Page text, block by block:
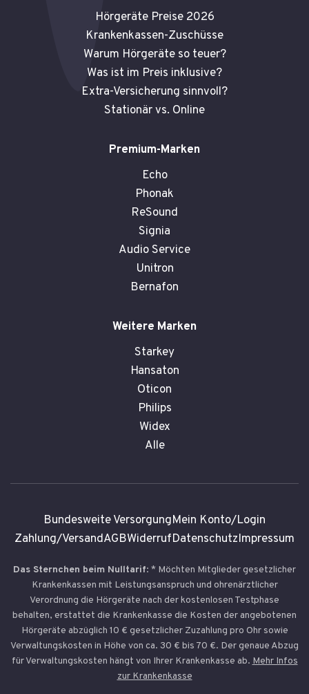
Hörgeräte Preise 2026
Krankenkassen-Zuschüsse
Warum Hörgeräte so teuer?
Was ist im Preis inklusive?
Extra-Versicherung sinnvoll?
Stationär vs. Online
Premium-Marken
Echo
Phonak
ReSound
Signia
Audio Service
Unitron
Bernafon
Weitere Marken
Starkey
Hansaton
Oticon
Philips
Widex
Alle
Bundesweite VersorgungMein Konto/Login
Zahlung/VersandAGBWiderrufDatenschutzImpressum
Das Sternchen beim Nulltarif: * Möchten Mitglieder gesetzlicher
Krankenkassen mit Leistungsanspruch und ohrenärztlicher
Verordnung die Hörgeräte nach der kostenlosen Testphase
behalten, erstattet die Krankenkasse die Kosten der angebotenen
Hörgeräte abzüglich 10 € gesetzlicher Zuzahlung pro Ohr sowie
Verwaltungskosten in Höhe von ca. 30 € bis 70 €. Der genaue Abzug
für Verwaltungskosten hängt von Ihrer Krankenkasse ab. Mehr Infos
zur Krankenkasse